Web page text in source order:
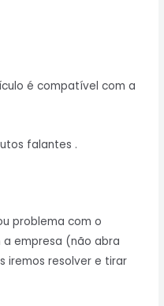
é compatível com a
falantes .
problema com o
empresa (não abra
iremos resolver e tirar